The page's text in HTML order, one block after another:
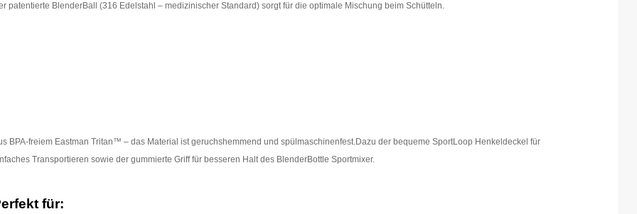
patentierte BlenderBall (316 Edelstahl – medizinischer Standard) sorgt für die optimale Mischung beim Schütteln.
BPA-freiem Eastman Tritan™ – das Material ist geruchshemmend und spülmaschinenfest.Dazu der bequeme SportLoop Henkeldeckel für
Transportieren sowie der gummierte Griff für besseren Halt des BlenderBottle Sportmixer.
für: